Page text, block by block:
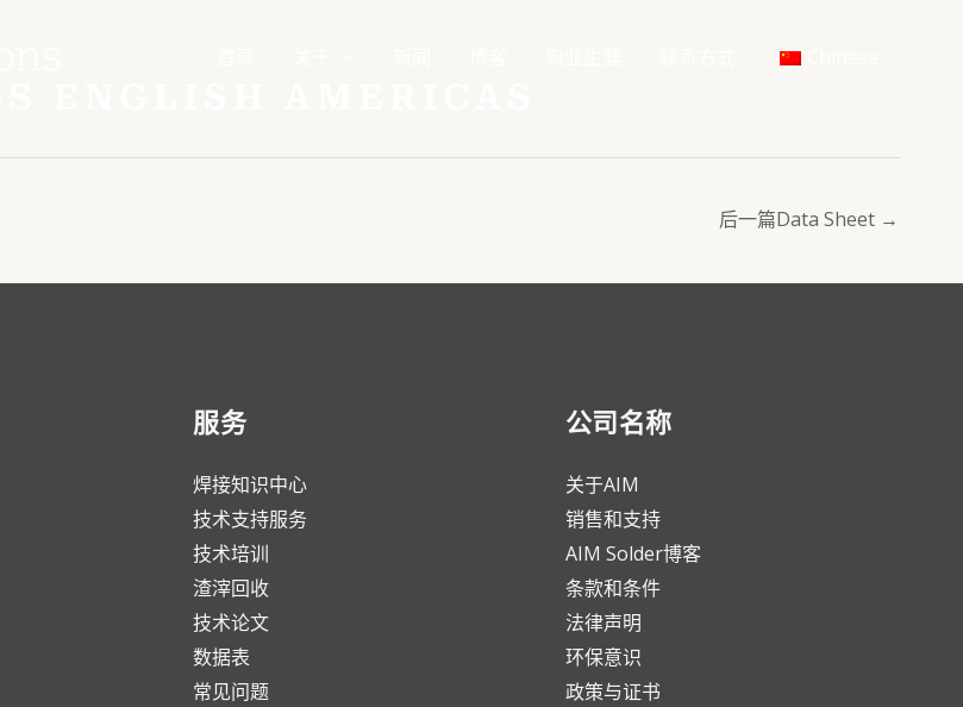
ENGLISH AMERICAS
后一篇Data Sheet →
服务
焊接知识中心
技术支持服务
技术培训
渣滓回收
技术论文
数据表
常见问题
公司名称
关于AIM
销售和支持
AIM Solder博客
条款和条件
法律声明
环保意识
政策与证书